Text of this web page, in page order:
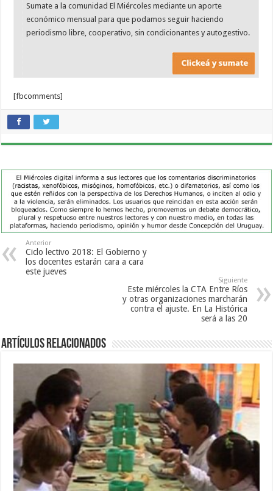
Sumate a la comunidad El Miércoles mediante un aporte
económico mensual para que podamos seguir haciendo
periodismo libre, cooperativo, sin condicionantes y autogestivo.
[fbcomments]
Anterior
Ciclo lectivo 2018: El Gobierno y
los docentes estarán cara a cara
este jueves
Siguiente
Este miércoles la CTA Entre Ríos
y otras organizaciones marcharán
contra el ajuste. En La Histórica
será a las 20
Artículos Relacionados